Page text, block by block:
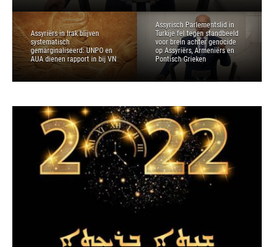
Assyriërs in Irak blijven
systematisch
gemarginaliseerd: UNPO en
AUA dienen rapport in bij VN
Assyrisch Parlementslid in
Turkije fel tegen standbeeld
voor brein achter genocide
op Assyriërs, Armeniërs en
Pontisch Grieken